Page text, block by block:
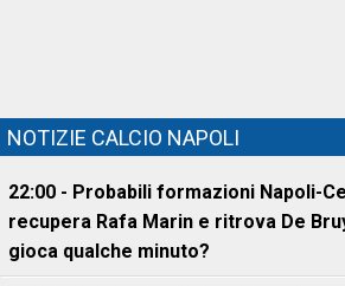
NOTIZIE CALCIO NAPOLI
22:00 - Probabili formazioni Napoli-
recupera Rafa Marin e ritrova De
gioca qualche minuto?